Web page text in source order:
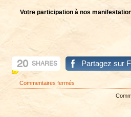
Votre participation à nos
20 SHARES Partagez sur
Commentaires fermés